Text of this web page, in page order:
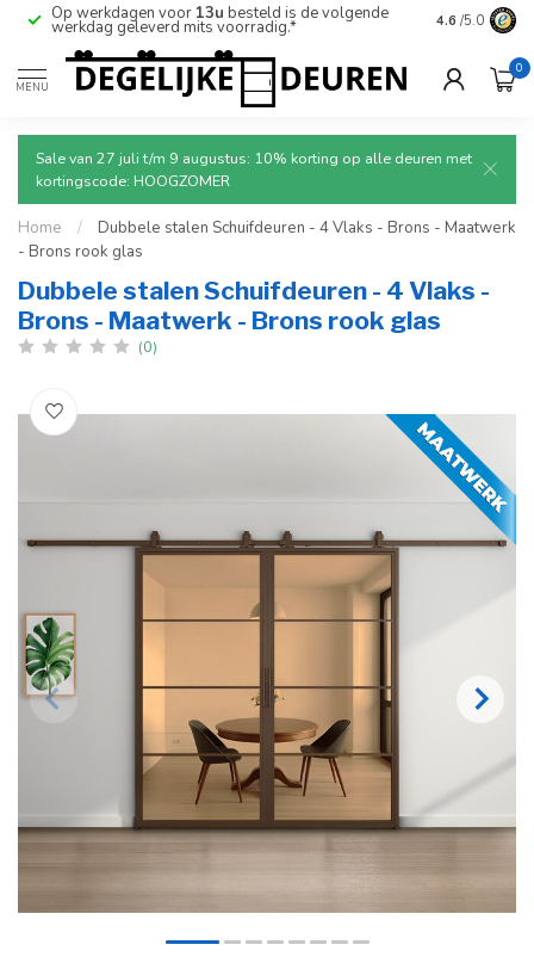
Op werkdagen voor 13u besteld is de volgende
werkdag geleverd mits voorradig.*
Ruim aanbod
deuren.
4.6 /5.0
MENU
0
Sale van 27 juli t/m 9 augustus: 10% korting op alle deuren met
kortingscode: HOOGZOMER
Home /
Dubbele stalen Schuifdeuren - 4 Vlaks - Brons - Maatwerk
- Brons rook glas
Dubbele stalen Schuifdeuren - 4 Vlaks -
Brons - Maatwerk - Brons rook glas
(0)